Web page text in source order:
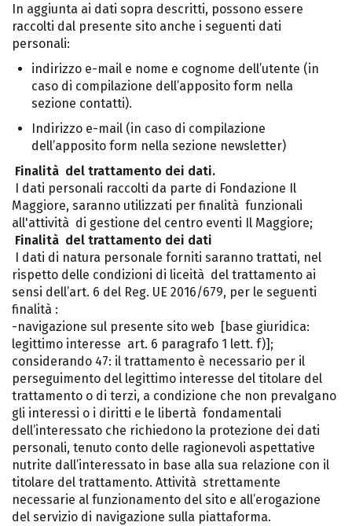
In aggiunta ai dati sopra descritti, possono essere
raccolti dal presente sito anche i seguenti dati
personali:
indirizzo e-mail e nome e cognome dell’utente (in
caso di compilazione dell’apposito form nella
sezione contatti).
Indirizzo e-mail (in caso di compilazione
dell’apposito form nella sezione newsletter)
Finalità del trattamento dei dati.
I dati personali raccolti da parte di Fondazione Il
Maggiore, saranno utilizzati per finalità funzionali
all'attività di gestione del centro eventi Il Maggiore;
Finalità del trattamento dei dati
I dati di natura personale forniti saranno trattati, nel
rispetto delle condizioni di liceità del trattamento ai
sensi dell’art. 6 del Reg. UE 2016/679, per le seguenti
finalità :
-navigazione sul presente sito web [base giuridica:
legittimo interesse art. 6 paragrafo 1 lett. f)];
considerando 47: il trattamento è necessario per il
perseguimento del legittimo interesse del titolare del
trattamento o di terzi, a condizione che non prevalgano
gli interessi o i diritti e le libertà fondamentali
dell’interessato che richiedono la protezione dei dati
personali, tenuto conto delle ragionevoli aspettative
nutrite dall’interessato in base alla sua relazione con il
titolare del trattamento. Attività strettamente
necessarie al funzionamento del sito e all’erogazione
del servizio di navigazione sulla piattaforma.